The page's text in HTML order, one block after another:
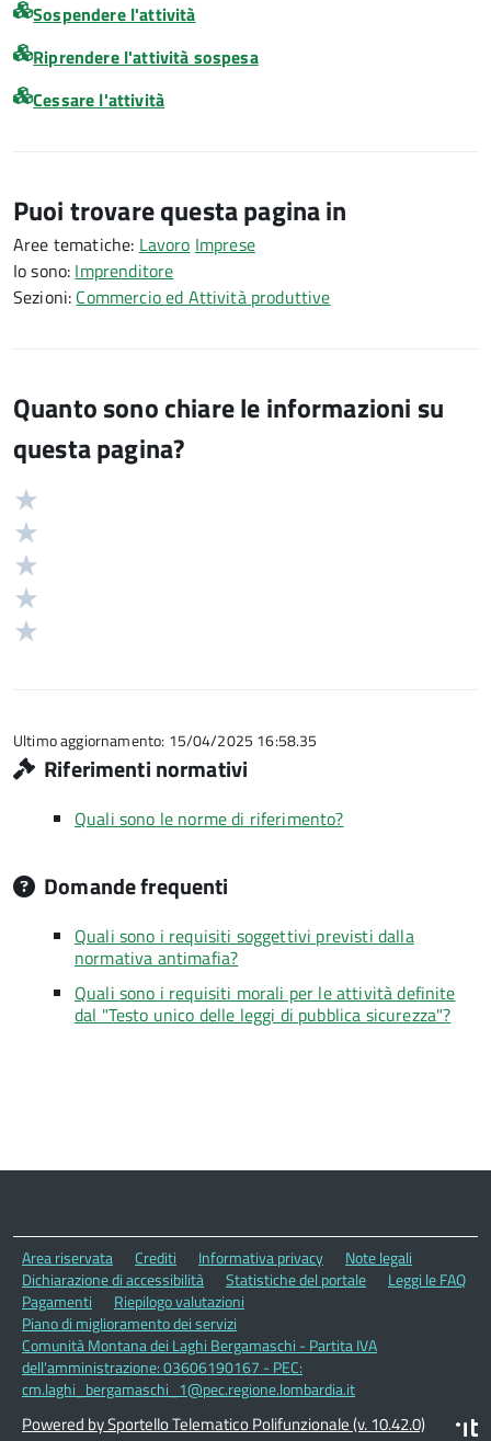
Sospendere l'attività
Riprendere l'attività sospesa
Cessare l'attività
Puoi trovare questa pagina in
Aree tematiche: Lavoro Imprese
Io sono: Imprenditore
Sezioni: Commercio ed Attività produttive
Quanto sono chiare le informazioni su
questa pagina?
Valutazione
5
Ultimo aggiornamento: 15/04/2025 16:58.35
Riferimenti normativi
Quali sono le norme di riferimento?
Domande frequenti
Quali sono i requisiti soggettivi previsti dalla
normativa antimafia?
Quali sono i requisiti morali per le attività definite
dal "Testo unico delle leggi di pubblica sicurezza"?
Area riservata Crediti Informativa privacy
Note legali
Dichiarazione di accessibilità
Statistiche del portale
Leggi le FAQ
Pagamenti
Riepilogo valutazioni
Piano di miglioramento dei servizi
Comunità Montana dei Laghi Bergamaschi - Partita IVA
dell'amministrazione: 03606190167 - PEC:
cm.laghi_bergamaschi_1@pec.regione.lombardia.it
Powered by Sportello Telematico Polifunzionale (v. 10.42.0)